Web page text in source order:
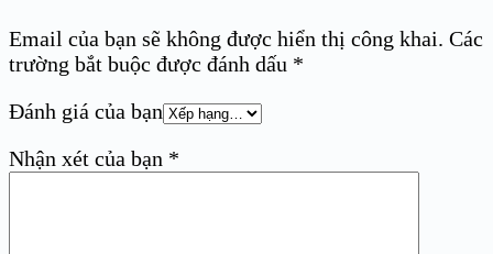
Email của bạn sẽ không được hiển thị công khai. Các
trường bắt buộc được đánh dấu *
Đánh giá của bạn
Nhận xét của bạn *